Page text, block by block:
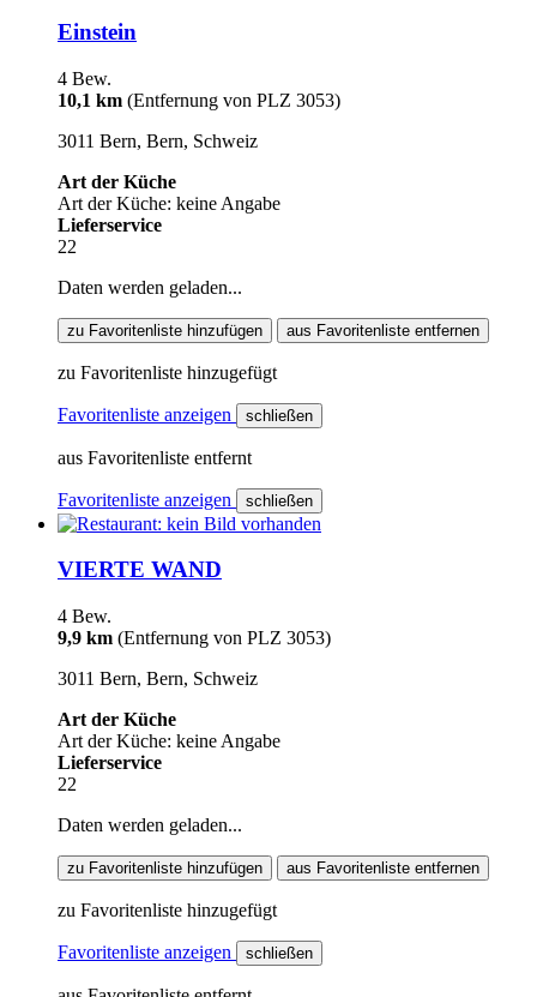
Einstein
4 Bew.
10,1 km (Entfernung von PLZ 3053)
3011 Bern, Bern, Schweiz
Art der Küche
Art der Küche: keine Angabe
Lieferservice
22
Daten werden geladen...
zu Favoritenliste hinzufügen aus Favoritenliste entfernen
zu Favoritenliste hinzugefügt
Favoritenliste anzeigen schließen
aus Favoritenliste entfernt
Favoritenliste anzeigen schließen
VIERTE WAND
4 Bew.
9,9 km (Entfernung von PLZ 3053)
3011 Bern, Bern, Schweiz
Art der Küche
Art der Küche: keine Angabe
Lieferservice
22
Daten werden geladen...
zu Favoritenliste hinzufügen aus Favoritenliste entfernen
zu Favoritenliste hinzugefügt
Favoritenliste anzeigen schließen